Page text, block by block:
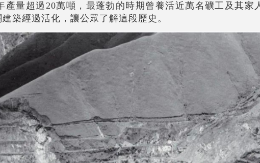
產量超過20萬噸，最蓬勃的時期曾養活近萬名礦工及其家
築經過活化，讓公眾了解這段歷史。